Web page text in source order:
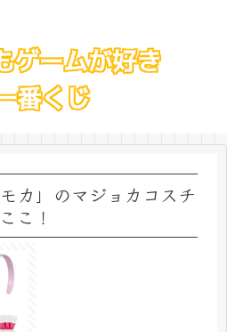
カ」のマジョカコスチ
こ！